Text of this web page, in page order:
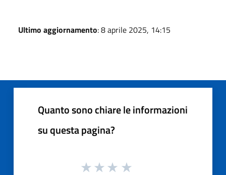
Ultimo aggiornamento: 8 aprile 2025, 14:15
Quanto sono chiare le informazioni
su questa pagina?